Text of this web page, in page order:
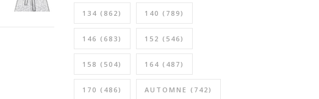
134 (862) 140 (789)
146 (683) 152 (546)
158 (504) 164 (487)
170 (486) AUTOMNE (742)